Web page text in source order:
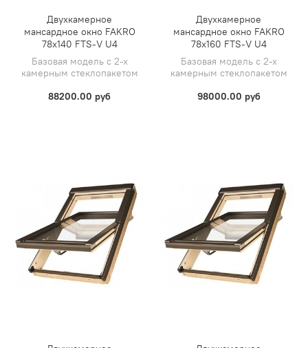
Двухкамерное
мансардное окно FAKRO
78х140 FTS-V U4
Базовая модель с 2-х
камерным стеклопакетом
88200.00 руб
Двухкамерное
мансардное окно FAKRO
78х160 FTS-V U4
Базовая модель с 2-х
камерным стеклопакетом
98000.00 руб